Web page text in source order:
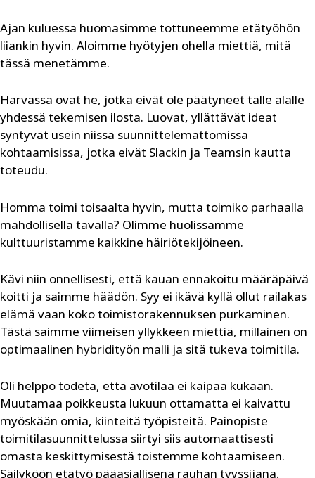
Ajan kuluessa huomasimme tottuneemme etätyöhön
liiankin hyvin. Aloimme hyötyjen ohella miettiä, mitä
tässä menetämme.
Harvassa ovat he, jotka eivät ole päätyneet tälle alalle
yhdessä tekemisen ilosta. Luovat, yllättävät ideat
syntyvät usein niissä suunnittelemattomissa
kohtaamisissa, jotka eivät Slackin ja Teamsin kautta
toteudu.
Homma toimi toisaalta hyvin, mutta toimiko parhaalla
mahdollisella tavalla? Olimme huolissamme
kulttuuristamme kaikkine häiriötekijöineen.
Kävi niin onnellisesti, että kauan ennakoitu määräpäivä
koitti ja saimme häädön. Syy ei ikävä kyllä ollut railakas
elämä vaan koko toimistorakennuksen purkaminen.
Tästä saimme viimeisen yllykkeen miettiä, millainen on
optimaalinen hybridityön malli ja sitä tukeva toimitila.
Oli helppo todeta, että avotilaa ei kaipaa kukaan.
Muutamaa poikkeusta lukuun ottamatta ei kaivattu
myöskään omia, kiinteitä työpisteitä. Painopiste
toimitilasuunnittelussa siirtyi siis automaattisesti
omasta keskittymisestä toistemme kohtaamiseen.
Säilyköön etätyö pääasiallisena rauhan tyyssijana.